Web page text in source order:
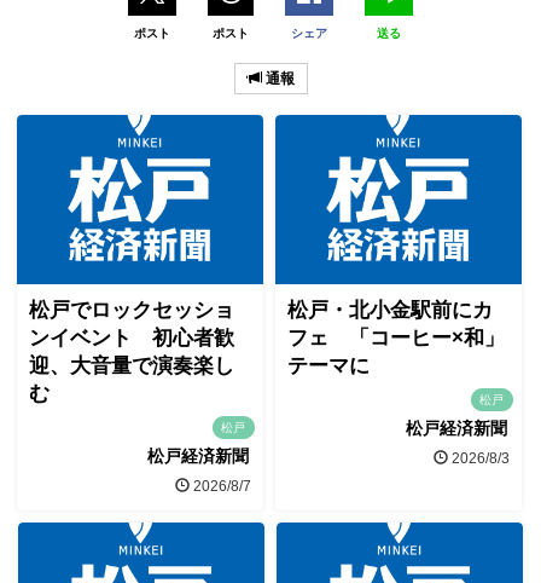
ポスト ポスト シェア 送る
通報
松戸でロックセッショ
ンイベント 初心者歓
迎、大音量で演奏楽し
む
松戸
松戸経済新聞
2026/8/7
松戸・北小金駅前にカ
フェ 「コーヒー×和」
テーマに
松戸
松戸経済新聞
2026/8/3